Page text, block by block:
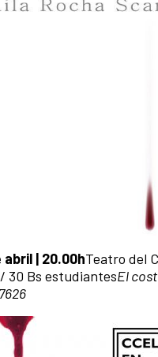
abril | 20.00hTeatro del
30 Bs estudiantesEl